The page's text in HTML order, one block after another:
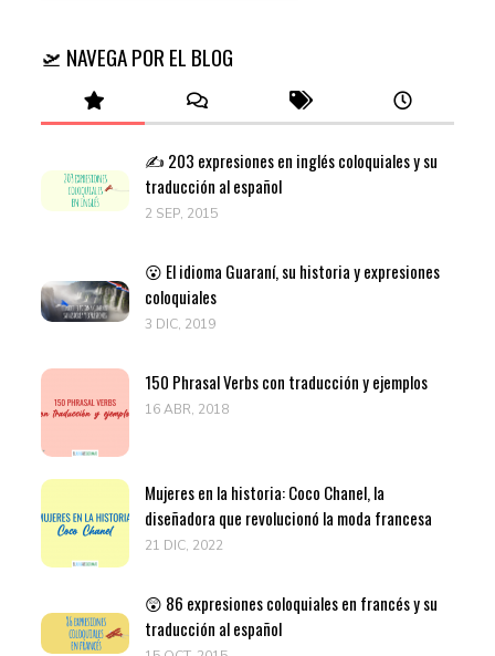
🛫 NAVEGA POR EL BLOG
✍️ 203 expresiones en inglés coloquiales y su
traducción al español
2 SEP, 2015
😮 El idioma Guaraní, su historia y expresiones
coloquiales
3 DIC, 2019
150 Phrasal Verbs con traducción y ejemplos
16 ABR, 2018
Mujeres en la historia: Coco Chanel, la
diseñadora que revolucionó la moda francesa
21 DIC, 2022
😲 86 expresiones coloquiales en francés y su
traducción al español